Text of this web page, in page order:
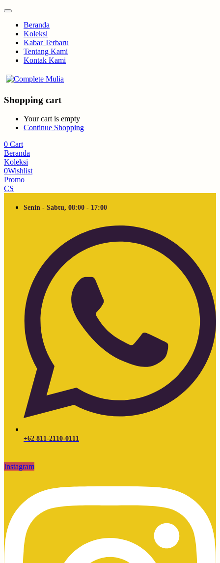
Beranda
Koleksi
Kabar Terbaru
Tentang Kami
Kontak Kami
Shopping cart
Your cart is empty
Continue Shopping
0 Cart
Beranda
Koleksi
0Wishlist
Promo
CS
Senin - Sabtu, 08:00 - 17:00
+62 811-2110-0111
Instagram